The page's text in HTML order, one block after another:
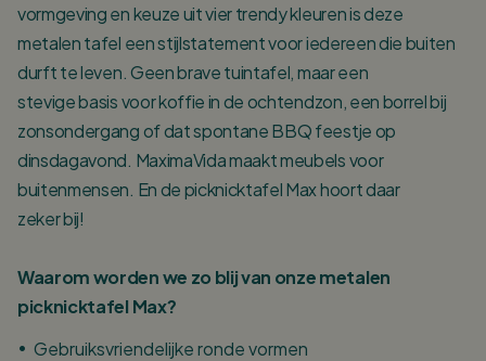
vormgeving en keuze uit vier trendy kleuren is deze
metalen tafel een stijlstatement voor iedereen die buiten
durft te leven. Geen brave tuintafel, maar een
stevige basis voor koffie in de ochtendzon, een borrel bij
zonsondergang of dat spontane BBQ feestje op
dinsdagavond. MaximaVida maakt meubels voor
buitenmensen. En de picknicktafel Max hoort daar
zeker bij!
Waarom worden we zo blij van onze metalen
picknicktafel Max?
Gebruiksvriendelijke ronde vormen